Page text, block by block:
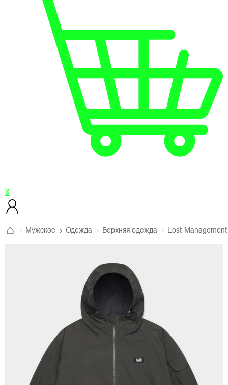
0
Мужское Одежда Верхняя одежда Lost